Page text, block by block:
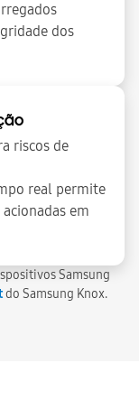
dos
riscos de
real permite
em
Samsung
do Samsung Knox.